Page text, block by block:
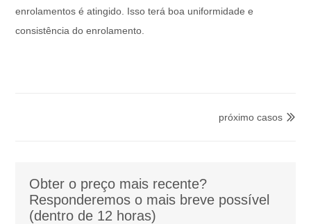
enrolamentos é atingido. Isso terá boa uniformidade e
consistência do enrolamento.

próximo casos
Obter o preço mais recente?
Responderemos o mais breve possível
(dentro de 12 horas)